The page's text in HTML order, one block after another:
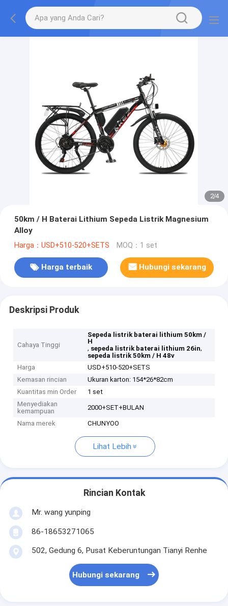
2/4
50km / H Baterai Lithium Sepeda Listrik Magnesium
Alloy
Harga：USD+510-520+SETS MOQ：1 set
Harga terbaik Hubungi sekarang
Deskripsi Produk
Cahaya Tinggi
Sepeda listrik baterai lithium 50km /
H
, sepeda listrik baterai lithium 26in,
sepeda listrik 50km / H 48v
Harga
USD+510-520+SETS
Kemasan rincian
Ukuran karton: 154*26*82cm
Kuantitas min Order
1 set
Menyediakan
kemampuan
2000+SET+BULAN
Nama merek CHUNYOO
Lihat Lebih
Rincian Kontak
Mr. wang yunping
86-18653271065
502, Gedung 6, Pusat Keberuntungan Tianyi Renhe
Hubungi sekarang